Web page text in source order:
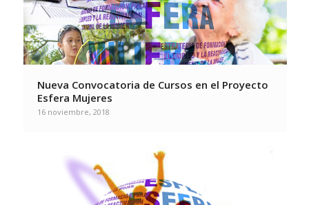
Nueva Convocatoria de Cursos en el Proyecto
Esfera Mujeres
16 noviembre, 2018